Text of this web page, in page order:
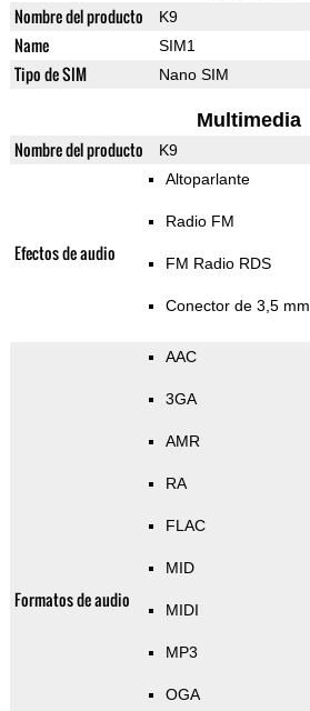
Nombre del producto K9
Name SIM1
Tipo de SIM Nano SIM
Multimedia
Nombre del producto K9
Efectos de audio
Altoparlante
Radio FM
FM Radio RDS
Conector de 3,5 mm
Formatos de audio
AAC
3GA
AMR
RA
FLAC
MID
MIDI
MP3
OGA